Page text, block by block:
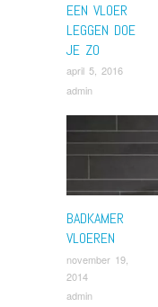
EEN VLOER
LEGGEN DOE
JE ZO
april 5, 2016
admin
BADKAMER
VLOEREN
november 19,
2014
admin